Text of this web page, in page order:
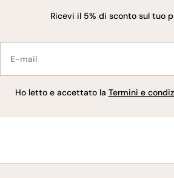
Ricevi il 5% di sconto sul tuo
mail
Ho letto e accettato la Termini e